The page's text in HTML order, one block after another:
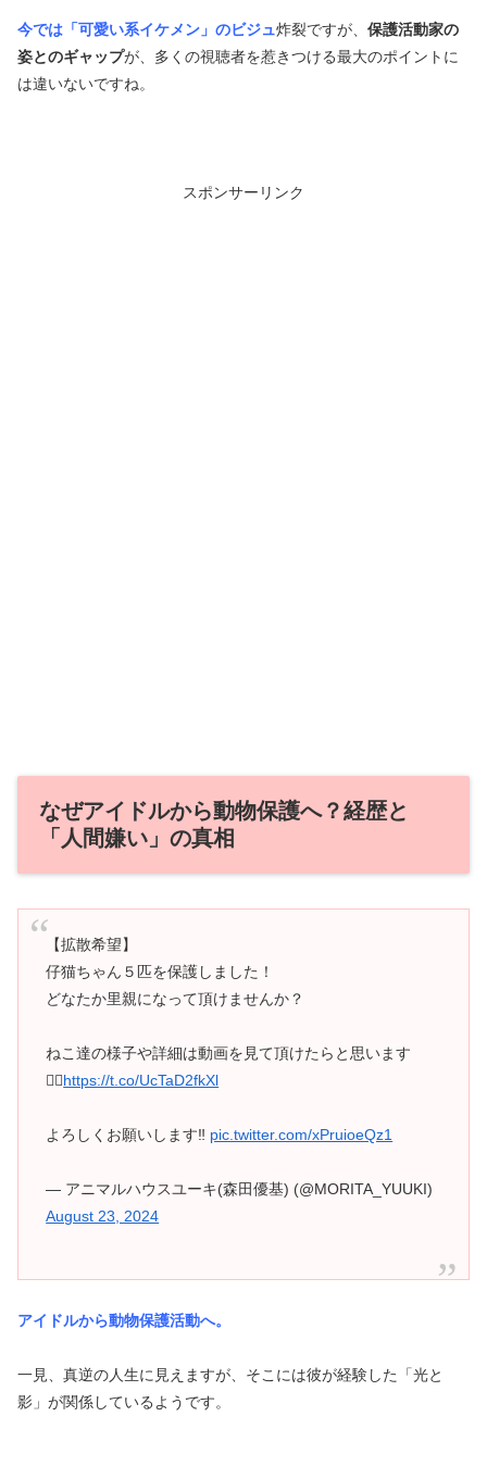
今では「可愛い系イケメン」のビジュ炸裂ですが、 保護活動家の
姿とのギャップが、多くの視聴者を惹きつける最大のポイントに
は違いないですね。
スポンサーリンク
なぜアイドルから動物保護へ？経歴と
「人間嫌い」の真相
【拡散希望】
仔猫ちゃん５匹を保護しました！
どなたか里親になって頂けませんか？
ねこ達の様子や詳細は動画を見て頂けたらと思います
🙇‍♂️https://t.co/UcTaD2fkXl
よろしくお願いします‼️ pic.twitter.com/xPruioeQz1
— アニマルハウスユーキ(森田優基) (@MORITA_YUUKI)
August 23, 2024
アイドルから動物保護活動へ。
一見、真逆の人生に見えますが、そこには彼が経験した「光と
影」が関係しているようです。